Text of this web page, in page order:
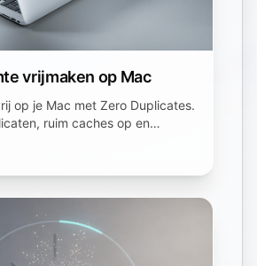
vrijmaken op Mac
op je Mac met Zero Duplicates.
ruim caches op en